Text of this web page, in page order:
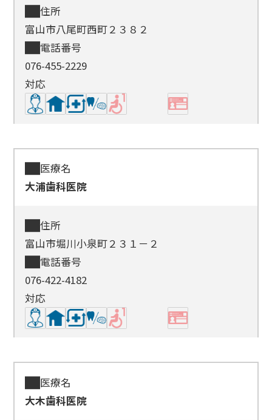
住所
富山市八尾町西町２３８２
電話番号
076-455-2229
対応
医療名
大浦歯科医院
住所
富山市堀川小泉町２３１－２
電話番号
076-422-4182
対応
医療名
大木歯科医院